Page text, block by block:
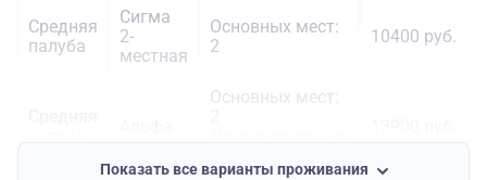
Средняя
палуба
Сигма
2-
местная
Основных мест:
2
10400 руб.
Основных мест:
Показать все варианты проживания